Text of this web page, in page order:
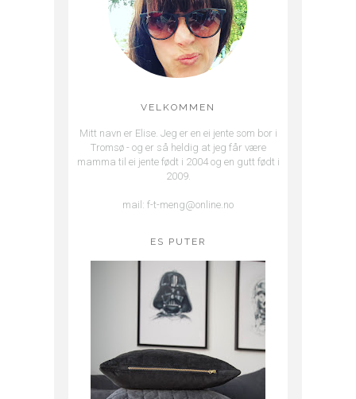
VELKOMMEN
Mitt navn er Elise. Jeg er en ei jente som bor i
Tromsø - og er så heldig at jeg får være
mamma til ei jente født i 2004 og en gutt født i
2009.
mail: f-t-meng@online.no
ES PUTER